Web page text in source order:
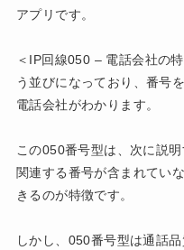
アプリです。
＜IP回線050 – 電話会社の
う並びになっており、番号
電話会社がわかります。
この050番号型は、次に説
関連する番号が含まれてい
きるのが特徴です。
しかし、050番号型は通話